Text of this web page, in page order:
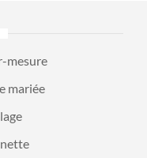
mesure
mariée